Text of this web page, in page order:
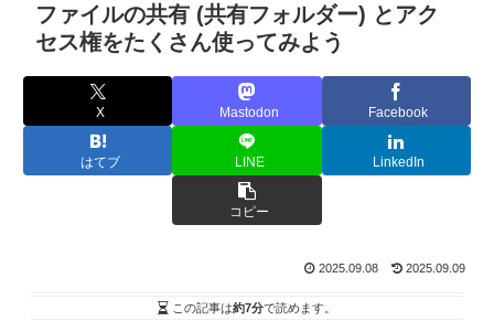
ファイルの共有 (共有フォルダー) とアク
セス権をたくさん使ってみよう
X Mastodon Facebook
はてブ LINE LinkedIn
コピー
2025.09.08 2025.09.09
この記事は約7分で読めます。